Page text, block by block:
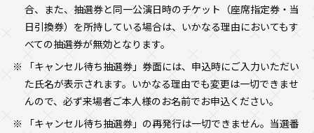
合、また、抽選券と同一公演日時のチケット（座席指定券・当
日引換券）を所持している場合は、いかなる理由においてもす
べての抽選券が無効となります。
「キャンセル待ち抽選券」券面には、申込時にご入力いただい
た氏名が表示されます。いかなる理由でも変更は一切できませ
んので、必ず来場者ご本人様のお名前でお申込ください。
「キャンセル待ち抽選券」の再発行は一切できません。当選番